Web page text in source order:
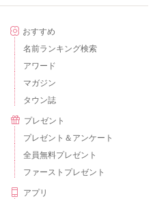
おすすめ
名前ランキング検索
アワード
マガジン
タウン誌
プレゼント
プレゼント＆アンケート
全員無料プレゼント
ファーストプレゼント
アプリ